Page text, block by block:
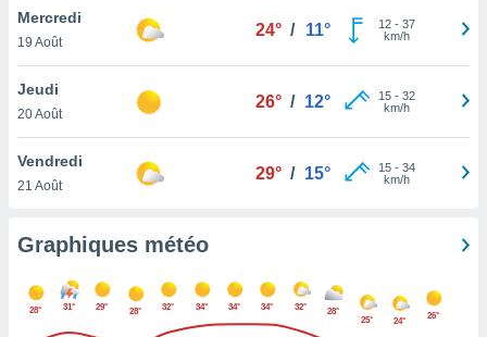
à
cas,
que
sur le
ne
Mercredi
19 Août
24° / 11° 12- 37
km/h
Jeudi
20 Août
26° / 12° 15- 32
km/h
Vendredi
21 Août
29° / 15° 15- 34
km/h
Graphiques météo
28° 31° 29° 28° 32° 34° 34° 34° 32°
28°
25°
24°
26°